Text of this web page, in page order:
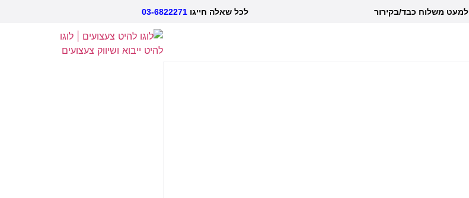
למעט משלוח כבד/בקירור לכל שאלה חייגו 03-6822271